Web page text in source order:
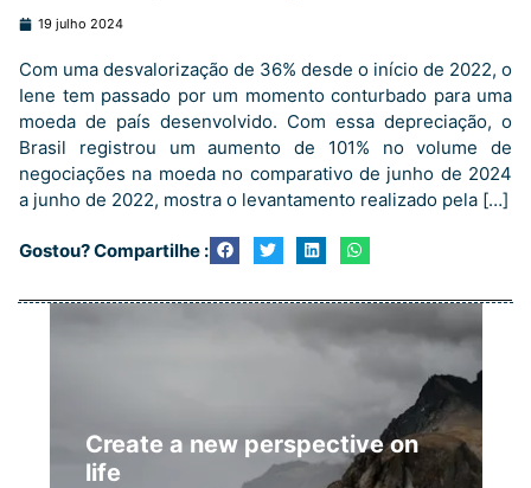
19 julho 2024
Com uma desvalorização de 36% desde o início de 2022, o
Iene tem passado por um momento conturbado para uma
moeda de país desenvolvido. Com essa depreciação, o
Brasil registrou um aumento de 101% no volume de
negociações na moeda no comparativo de junho de 2024
a junho de 2022, mostra o levantamento realizado pela […]
Gostou? Compartilhe :
Create a new perspective on
life